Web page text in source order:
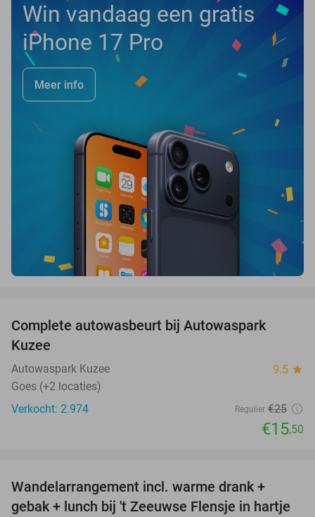
Win vandaag een gratis
iPhone 17 Pro
Meer info
Complete autowasbeurt bij Autowaspark
Kuzee
Autowaspark Kuzee 9.5 star
Goes (+2 locaties)
Verkocht: 2.974
Regulier €25
€15,50
Wandelarrangement incl. warme drank +
gebak + lunch bij 't Zeeuwse Flensje in hartje